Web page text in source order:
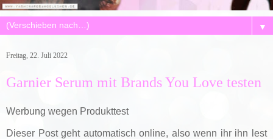
▼
Freitag, 22. Juli 2022
Garnier Serum mit Brands You Love testen
Werbung wegen Produkttest
Dieser Post geht automatisch online, also wenn ihr ihn lest